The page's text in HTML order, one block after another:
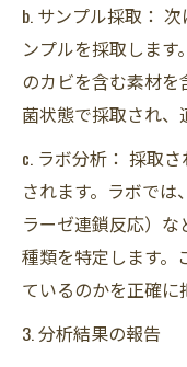
b. サンプル採取：
ンプルを採取しま
のカビを含む素材
菌状態で採取され、
c. ラボ分析： 採取
されます。ラボでは
ラーゼ連鎖反応）
種類を特定します。
ているのかを正確に
3. 分析結果の報告